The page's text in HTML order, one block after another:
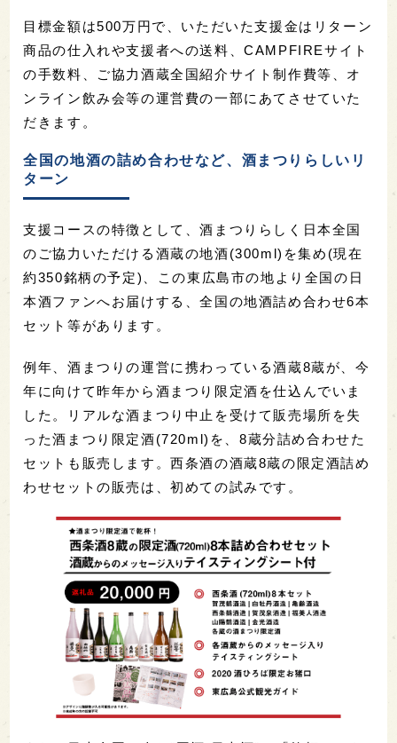
目標金額は500万円で、いただいた支援金はリターン
商品の仕入れや支援者への送料、CAMPFIREサイト
の手数料、ご協力酒蔵全国紹介サイト制作費等、オ
ンライン飲み会等の運営費の一部にあてさせていた
だきます。
全国の地酒の詰め合わせなど、酒まつりらしいリ
ターン
支援コースの特徴として、酒まつりらしく日本全国
のご協力いただける酒蔵の地酒(300ml)を集め(現在
約350銘柄の予定)、この東広島市の地より全国の日
本酒ファンへお届けする、全国の地酒詰め合わせ6本
セット等があります。
例年、酒まつりの運営に携わっている酒蔵8蔵が、今
年に向けて昨年から酒まつり限定酒を仕込んでいま
した。リアルな酒まつり中止を受けて販売場所を失
った酒まつり限定酒(720ml)を、8蔵分詰め合わせた
セットも販売します。西条酒の酒蔵8蔵の限定酒詰め
わせセットの販売は、初めての試みです。